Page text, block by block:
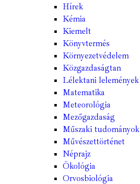
Hírek
Kémia
Kiemelt
Könyvtermés
Környezetvédelem
Közgazdaságtan
Lélektani lelemények
Matematika
Meteorológia
Mezőgazdaság
Műszaki tudományok
Művészettörténet
Néprajz
Ökológia
Orvosbiológia